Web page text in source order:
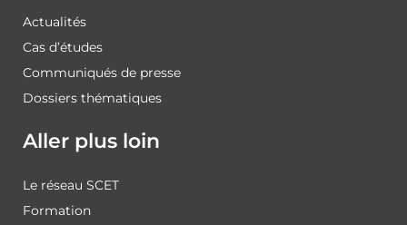
Actualités
Cas d’études
Communiqués de presse
Dossiers thématiques
Aller plus loin
Le réseau SCET
Formation